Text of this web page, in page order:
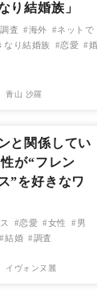
り結婚族」
調査 海外
ネットで
なり結婚族 恋愛
青山 沙羅
と関係してい
が“フレン
”を好きなワ
恋愛 女性
男
結婚 調査
イヴォンヌ麗